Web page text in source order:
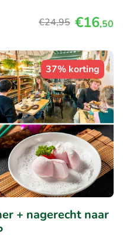
€24,95 €16,50
37% korting
+ nagerecht naar